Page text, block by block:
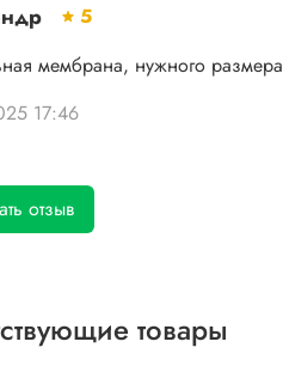
5
мембрана, нужного размера
17:46
отзыв
товары